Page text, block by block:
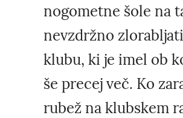
nogometne šole na
nevzdržno
klubu, ki je imel ob
še precej več. Ko
rubež na klubskem